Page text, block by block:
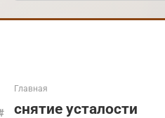
Главная
снятие усталости